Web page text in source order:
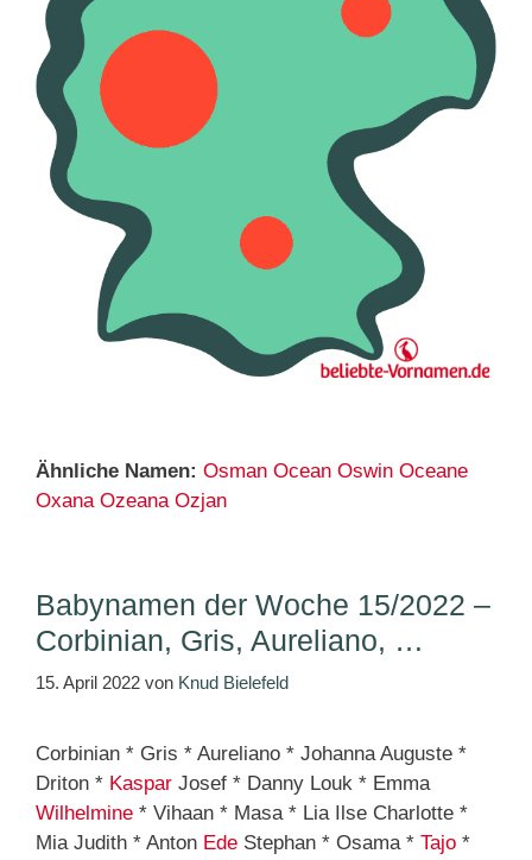
Ähnliche Namen: Osman Ocean Oswin Oceane
Oxana Ozeana Ozjan
Babynamen der Woche 15/2022 –
Corbinian, Gris, Aureliano, …
15. April 2022 von Knud Bielefeld
Corbinian * Gris * Aureliano * Johanna Auguste *
Driton * Kaspar Josef * Danny Louk * Emma
Wilhelmine * Vihaan * Masa * Lia Ilse Charlotte *
Mia Judith * Anton Ede Stephan * Osama * Tajo *